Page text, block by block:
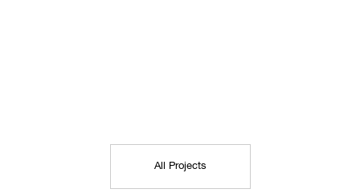
All Projects